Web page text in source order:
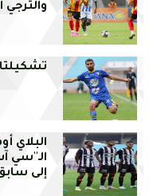
والترجي
البلاي
الـ''سي
إلى